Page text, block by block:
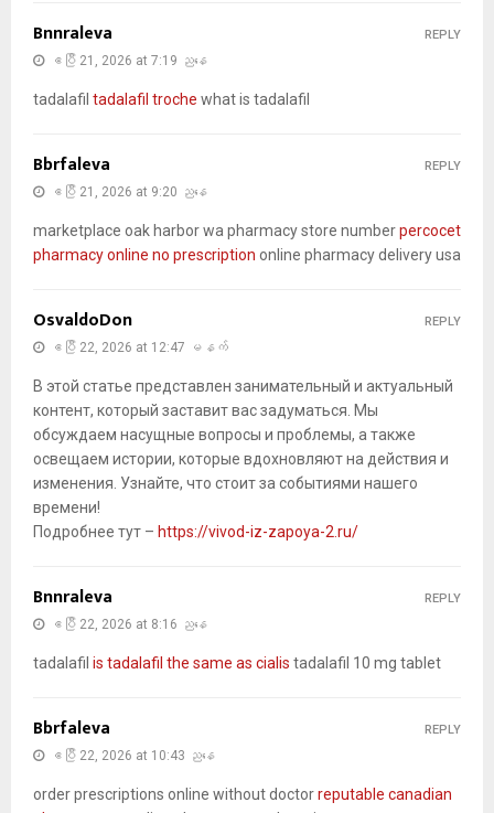
Bnnraleva
ဧပြီ 21, 2026 at 7:19 ညနေ
tadalafil tadalafil troche what is tadalafil
REPLY
Bbrfaleva
ဧပြီ 21, 2026 at 9:20 ညနေ
marketplace oak harbor wa pharmacy store numberpercocet
pharmacy online no prescription online pharmacy delivery usa
REPLY
OsvaldoDon
ဧပြီ 22, 2026 at 12:47 မနက်
В этой статье представлен занимательный и актуальный
контент, который заставит вас задуматься. Мы
обсуждаем насущные вопросы и проблемы, а также
освещаем истории, которые вдохновляют на действия и
изменения. Узнайте, что стоит за событиями нашего
времени!
Подробнее тут – https://vivod-iz-zapoya-2.ru/
REPLY
Bnnraleva
ဧပြီ 22, 2026 at 8:16 ညနေ
tadalafil is tadalafil the same as cialis tadalafil 10 mg tablet
REPLY
Bbrfaleva
ဧပြီ 22, 2026 at 10:43 ညနေ
order prescriptions online without doctorreputable canadian
REPLY